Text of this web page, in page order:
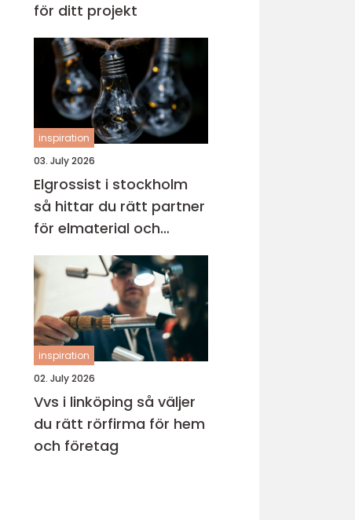
för ditt projekt
inspiration
03. July 2026
Elgrossist i stockholm
så hittar du rätt partner
för elmaterial och
belysning
inspiration
02. July 2026
Vvs i linköping så väljer
du rätt rörfirma för hem
och företag